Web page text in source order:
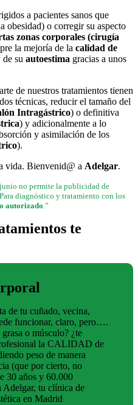
a pacientes sanos que
obesidad) o corregir su aspecto
zonas corporales (cirugía
la mejoría de la calidad de
de su autoestima gracias a unos
de nuestros tratamientos tienen
técnicas, reducir el tamaño del
Intragástrico) o definitiva
) y adicionalmente a lo
y asimilación de los
).
vida. Bienvenid@ a Adelgar.
junio no permite la publicidad de
diagnóstico y tratamiento con los
autorizado .”
te